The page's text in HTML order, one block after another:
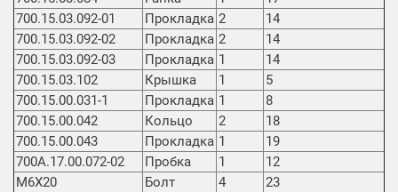
700.15.03.092-01
Прокладка 2
14
700.15.03.092-02
Прокладка 2
14
700.15.03.092-03
Прокладка 1
14
700.15.03.102
Крышка 1
5
700.15.00.031-1
Прокладка 1
8
700.15.00.042
Кольцо 2
18
700.15.00.043
Прокладка 1
19
700A.17.00.072-02
Пробка 1
12
M6X20
Болт 4
23